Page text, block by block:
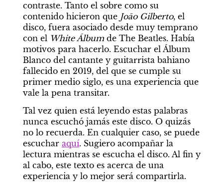
contraste. Tanto el sobre como su
contenido hicieron que Joāo Gilberto, el
disco, fuera asociado desde muy temprano
con el White Álbum de The Beatles. Había
motivos para hacerlo. Escuchar el Álbum
Blanco del cantante y guitarrista bahiano
fallecido en 2019, del que se cumple su
primer medio siglo, es una experiencia que
vale la pena transitar.
Tal vez quien está leyendo estas palabras
nunca escuchó jamás este disco. O quizás
no lo recuerda. En cualquier caso, se puede
escuchar aquí. Sugiero acompañar la
lectura mientras se escucha el disco. Al fin y
al cabo, este texto es acerca de una
experiencia y lo mejor será compartirla.